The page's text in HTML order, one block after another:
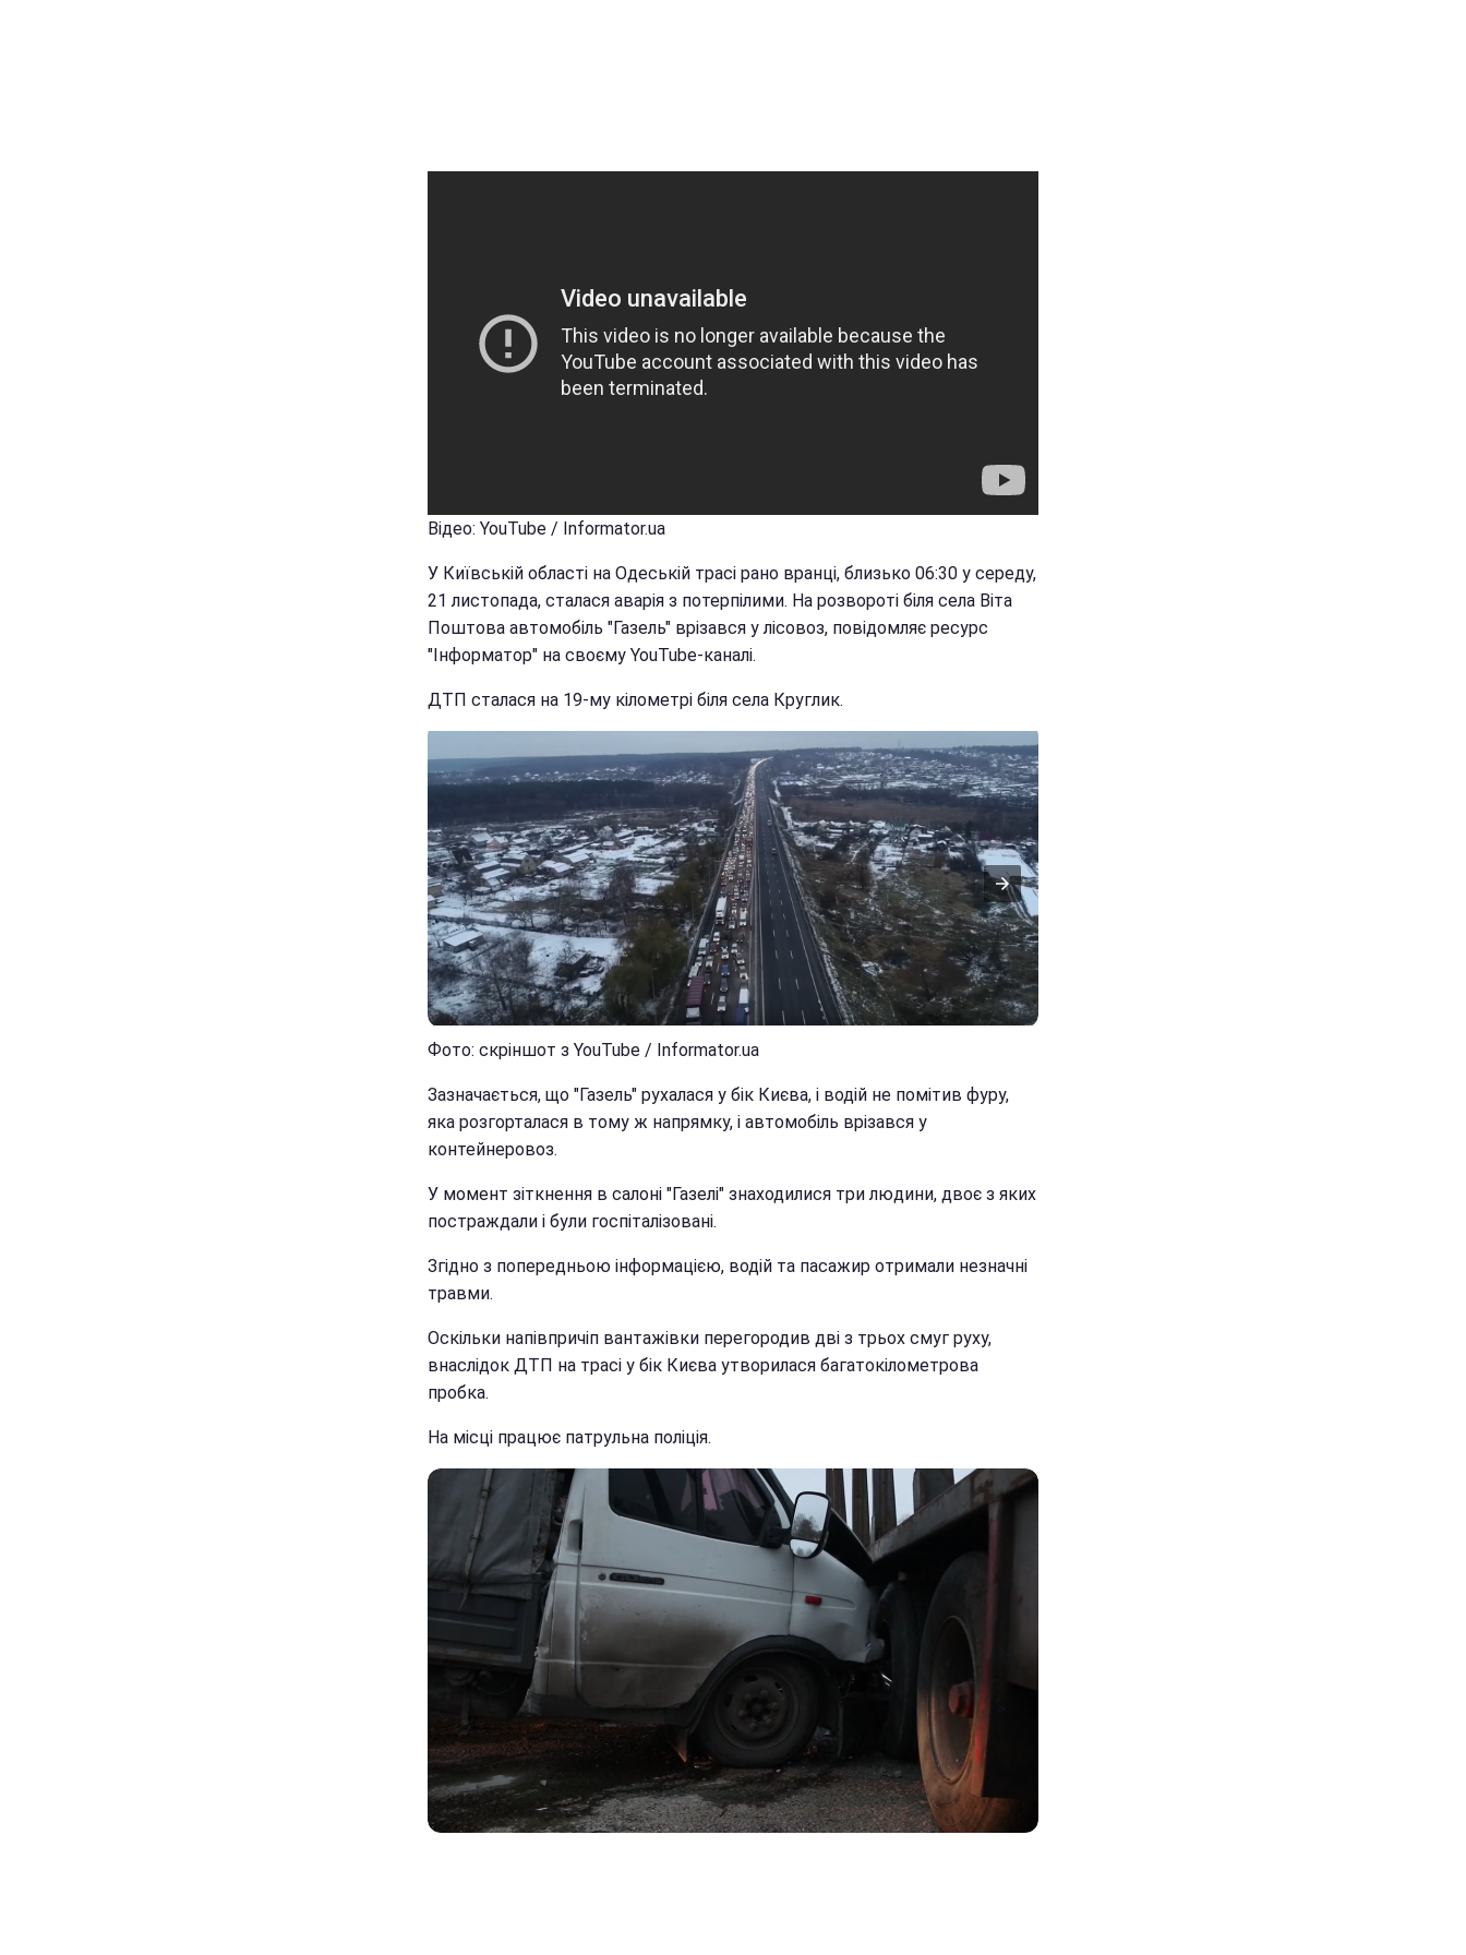
Відео: YouTube / Informator.ua
У Київській області на Одеській трасі рано вранці, близько 06:30 у середу,
21 листопада, сталася аварія з потерпілими. На розвороті біля села Віта
Поштова автомобіль "Газель" врізався у лісовоз, повідомляє ресурс
"Інформатор" на своєму YouTube-каналі.
ДТП сталася на 19-му кілометрі біля села Круглик.
Фото: скріншот з YouTube / Informator.ua
Зазначається, що "Газель" рухалася у бік Києва, і водій не помітив фуру,
яка розгорталася в тому ж напрямку, і автомобіль врізався у
контейнеровоз.
У момент зіткнення в салоні "Газелі" знаходилися три людини, двоє з яких
постраждали і були госпіталізовані.
Згідно з попередньою інформацією, водій та пасажир отримали незначні
травми.
Оскільки напівпричіп вантажівки перегородив дві з трьох смуг руху,
внаслідок ДТП на трасі у бік Києва утворилася багатокілометрова
пробка.
На місці працює патрульна поліція.